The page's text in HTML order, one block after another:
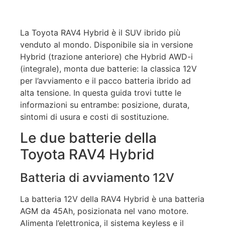
La Toyota RAV4 Hybrid è il SUV ibrido più
venduto al mondo. Disponibile sia in versione
Hybrid (trazione anteriore) che Hybrid AWD-i
(integrale), monta due batterie: la classica 12V
per l’avviamento e il pacco batteria ibrido ad
alta tensione. In questa guida trovi tutte le
informazioni su entrambe: posizione, durata,
sintomi di usura e costi di sostituzione.
Le due batterie della
Toyota RAV4 Hybrid
Batteria di avviamento 12V
La batteria 12V della RAV4 Hybrid è una batteria
AGM da 45Ah, posizionata nel vano motore.
Alimenta l’elettronica, il sistema keyless e il